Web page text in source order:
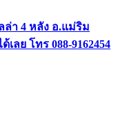
ล่า 4 หลัง อ.แม่ริม
ลย โทร 088-9162454